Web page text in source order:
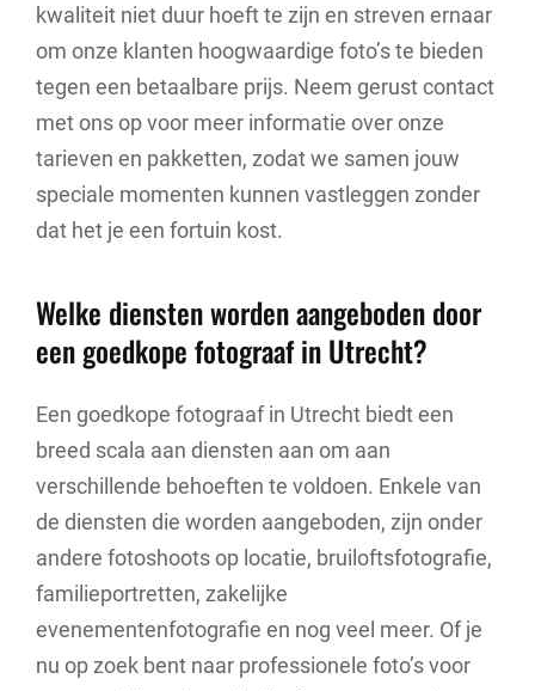
kwaliteit niet duur hoeft te zijn en streven ernaar
om onze klanten hoogwaardige foto’s te bieden
tegen een betaalbare prijs. Neem gerust contact
met ons op voor meer informatie over onze
tarieven en pakketten, zodat we samen jouw
speciale momenten kunnen vastleggen zonder
dat het je een fortuin kost.
Welke diensten worden aangeboden door
een goedkope fotograaf in Utrecht?
Een goedkope fotograaf in Utrecht biedt een
breed scala aan diensten aan om aan
verschillende behoeften te voldoen. Enkele van
de diensten die worden aangeboden, zijn onder
andere fotoshoots op locatie, bruiloftsfotografie,
familieportretten, zakelijke
evenementenfotografie en nog veel meer. Of je
nu op zoek bent naar professionele foto’s voor